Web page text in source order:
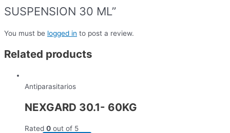
SUSPENSION 30 ML”
You must be logged in to post a review.
Related products
Antiparasitarios
NEXGARD 30.1- 60KG
Rated 0 out of 5